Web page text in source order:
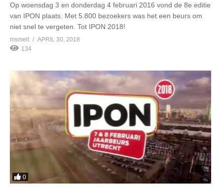
Op woensdag 3 en donderdag 4 februari 2016 vond de 8e editie
van IPON plaats. Met 5.800 bezoekers was het een beurs om
niet snel te vergeten. Tot IPON 2018!
msmelt
APRIL 30, 2018
134
0